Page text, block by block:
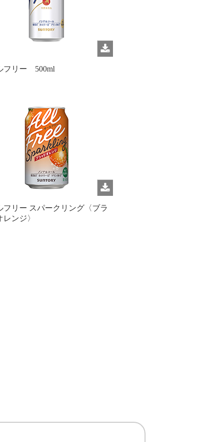
フリー 500ml
フリー スパークリング〈ブラ
レンジ〉